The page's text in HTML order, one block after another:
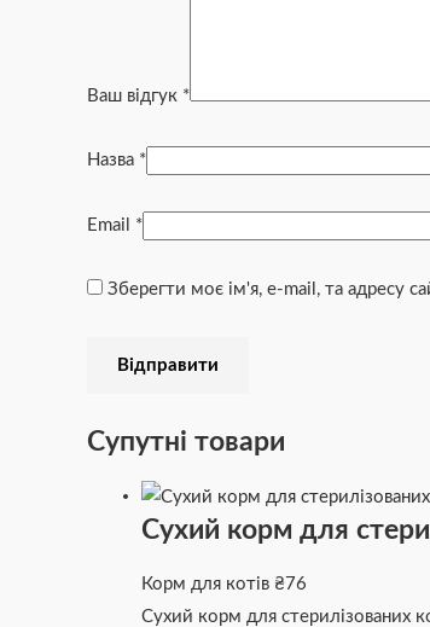
Ваш відгук *
Назва *
Email *
Зберегти моє ім'я, e-mail, та адресу
Супутні товари
Сухий корм для
Корм для котів ₴76
Сухий корм для стерилізованих